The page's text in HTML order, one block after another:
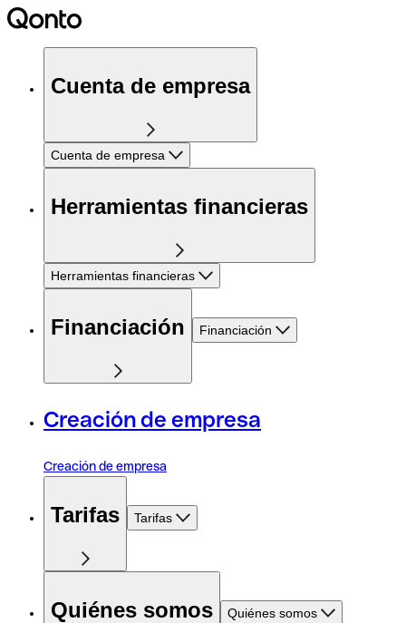
Cuenta de empresa
Cuenta de empresa
Herramientas financieras
Herramientas financieras
Financiación Financiación
Creación de empresa
Creación de empresa
Tarifas Tarifas
Quiénes somos Quiénes somos